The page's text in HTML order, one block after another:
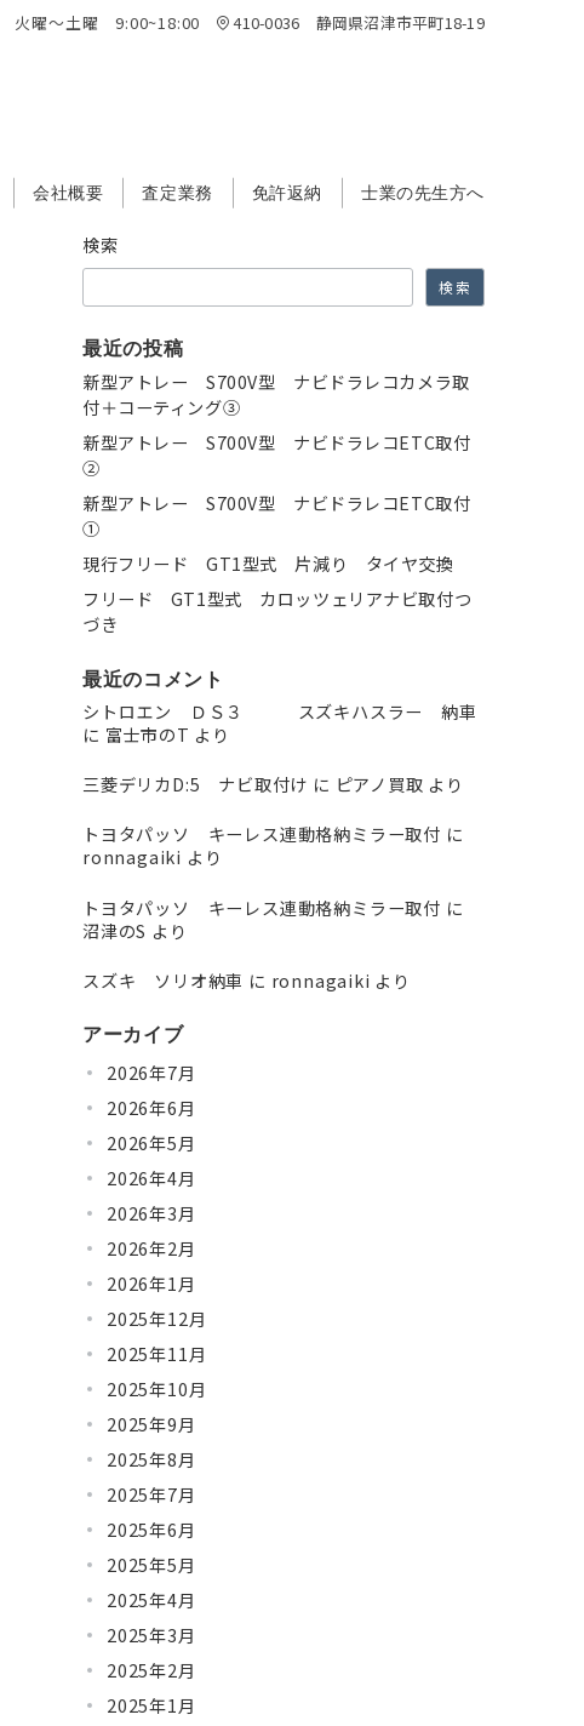
火曜～土曜 9:00~18:00 410-0036 静岡県沼津市平町18-19
会社概要 査定業務 免許返納 士業の先生方へ
検索
検索
最近の投稿
新型アトレー S700V型 ナビドラレコカメラ取
付＋コーティング③
新型アトレー S700V型 ナビドラレコETC取付
②
新型アトレー S700V型 ナビドラレコETC取付
①
現行フリード GT1型式 片減り タイヤ交換
フリード GT1型式 カロッツェリアナビ取付つ
づき
最近のコメント
シトロエン ＤＳ３ スズキハスラー 納車
に 富士市のT より
三菱デリカD:5 ナビ取付け に ピアノ買取 より
トヨタパッソ キーレス連動格納ミラー取付 に
ronnagaiki より
トヨタパッソ キーレス連動格納ミラー取付 に
沼津のS より
スズキ ソリオ納車 に ronnagaiki より
アーカイブ
2026年7月
2026年6月
2026年5月
2026年4月
2026年3月
2026年2月
2026年1月
2025年12月
2025年11月
2025年10月
2025年9月
2025年8月
2025年7月
2025年6月
2025年5月
2025年4月
2025年3月
2025年2月
2025年1月